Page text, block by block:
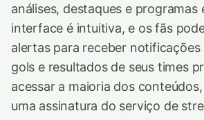
análises, destaques e programas
interface é intuitiva, e os fãs
alertas para receber notificações
gols e resultados de seus times
acessar a maioria dos
uma assinatura do serviço de